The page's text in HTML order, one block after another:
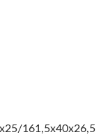
161,5x40x26,5